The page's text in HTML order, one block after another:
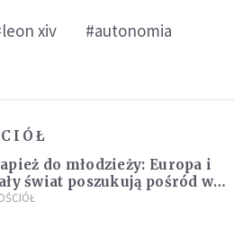
xiv
#autonomia
do młodzieży: Europa i
świat poszukują pośród was
świętych